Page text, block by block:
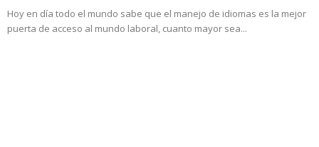
Hoy en día todo el mundo sabe que el manejo de idiomas es la mejor
puerta de acceso al mundo laboral, cuanto mayor sea...